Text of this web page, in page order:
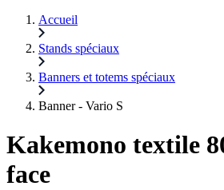
Accueil
Stands spéciaux
Banners et totems spéciaux
Banner - Vario S
Kakemono textile
face